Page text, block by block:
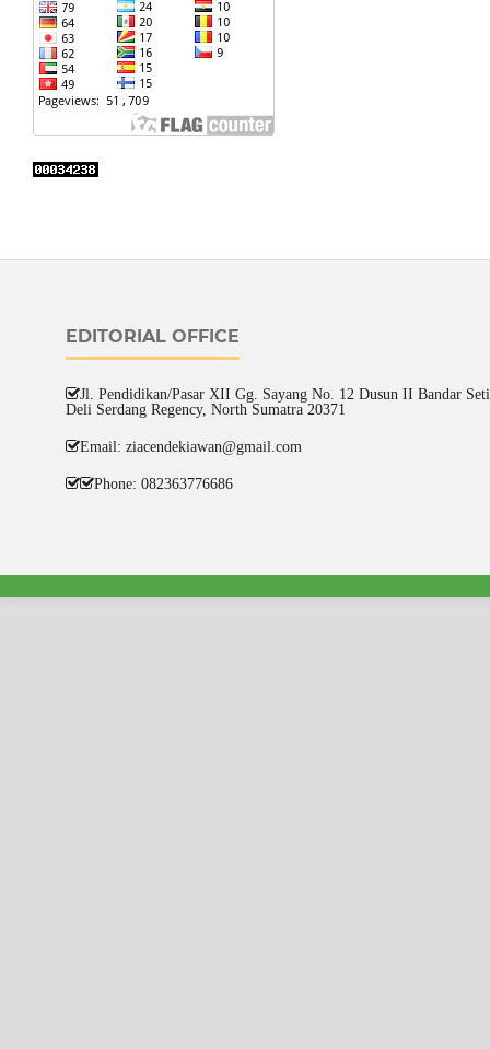
EDITORIAL OFFICE
Jl. Pendidikan/Pasar XII Gg. Sayang No. 12 Dusun II Bandar
Deli Serdang Regency, North Sumatra 20371
Email: ziacendekiawan@gmail.com
Phone: 082363776686